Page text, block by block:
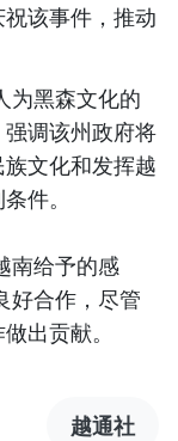
该事件，推动
为黑森文化的
调该州政府将
文化和发挥越
件。
南给予的感
好合作，尽管
出贡献。
越通社